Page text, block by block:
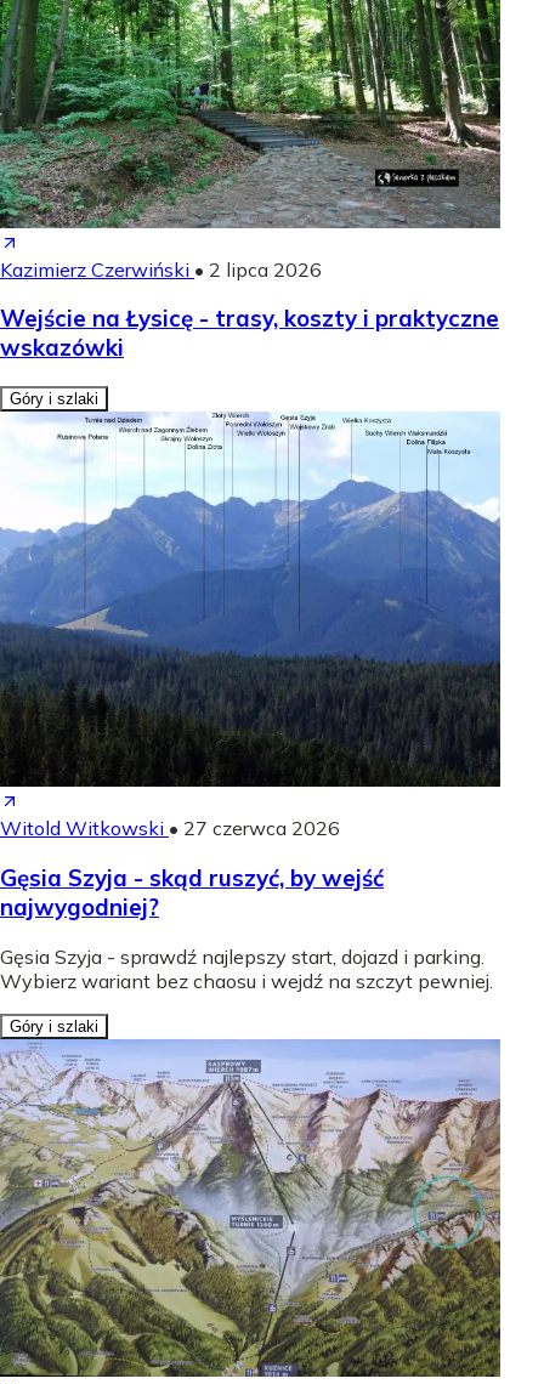
Kazimierz Czerwiński • 2 lipca 2026
Wejście na Łysicę - trasy, koszty i praktyczne
wskazówki
Góry i szlaki
Witold Witkowski • 27 czerwca 2026
Gęsia Szyja - skąd ruszyć, by wejść
najwygodniej?
Gęsia Szyja - sprawdź najlepszy start, dojazd i parking.
Wybierz wariant bez chaosu i wejdź na szczyt pewniej.
Góry i szlaki